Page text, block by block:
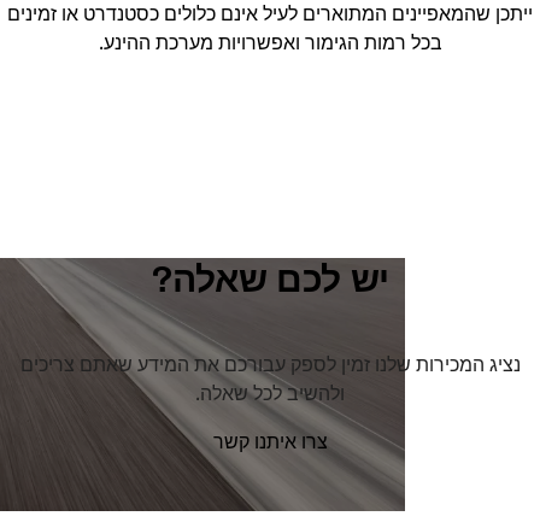
ייתכן שהמאפיינים המתוארים לעיל אינם כלולים כסטנדרט או זמינים
בכל רמות הגימור ואפשרויות מערכת ההינע.
יש לכם שאלה?
נציג המכירות שלנו זמין לספק עבורכם את המידע שאתם צריכים
ולהשיב לכל שאלה.
צרו איתנו קשר